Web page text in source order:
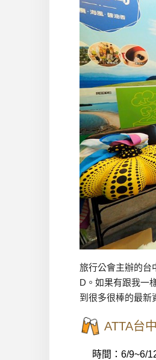
旅行公會主辦的台
D。如果有跟我一
到很多很棒的最新
ATTA台
時間：6/9~6/